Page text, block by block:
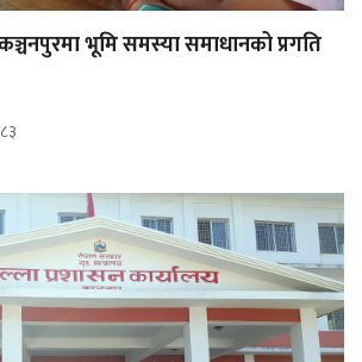
भूमि समस्या समाधानको प्रगति